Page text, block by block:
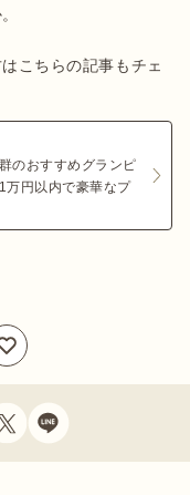
こちらの記事もチェ
のおすすめグランピ
万円以内で豪華なプ